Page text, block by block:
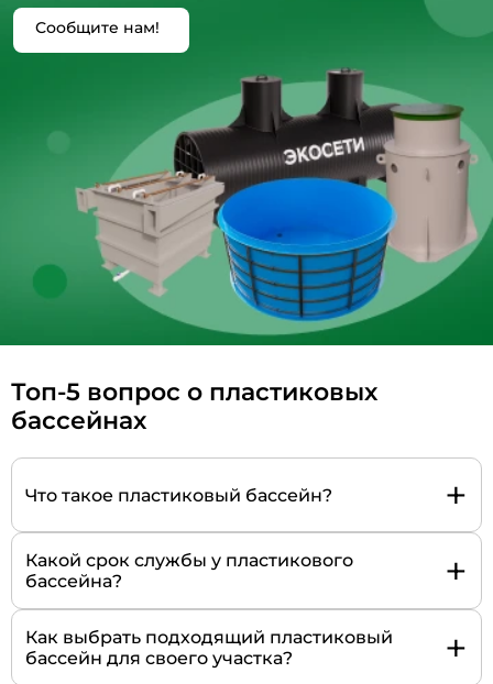
Сообщите нам!
Топ-5 вопрос о пластиковых
бассейнах
Что такое пластиковый бассейн? +
Какой срок службы у пластикового
бассейна?
+
Как выбрать подходящий пластиковый
бассейн для своего участка?
+